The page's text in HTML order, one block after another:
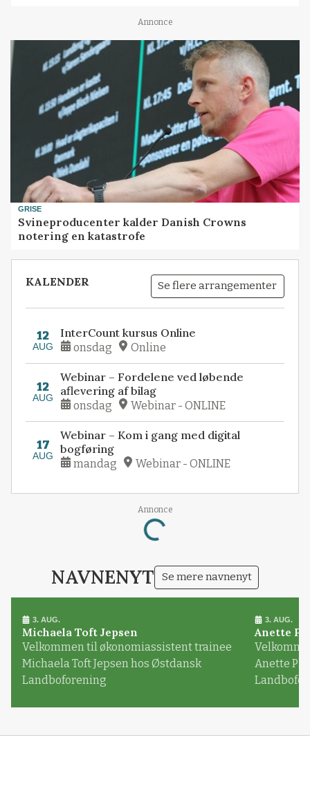
Annonce
GRISE
Svineproducenter kalder Danish Crowns
notering en katastrofe
KALENDER Se flere arrangementer
12
AUG
InterCount kursus Online
onsdag Online
12
AUG
Webinar – Fordelene ved løbende
aflevering af bilag
onsdag Webinar - ONLINE
17
AUG
Webinar – Kom i gang med digital
bogføring
mandag Webinar - ONLINE
Annonce
Loading...
NAVNENYT Se mere navnenyt
3. AUG.
Michaela Toft Jepsen
Velkommen til økonomiassistent trainee
Michaela Toft Jepsen hos Østdansk
Landboforening
3. AUG.
Anette
Anette